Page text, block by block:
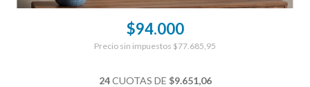
$94.000
Precio sin impuestos $77.685,95
24CUOTAS DE $9.651,06